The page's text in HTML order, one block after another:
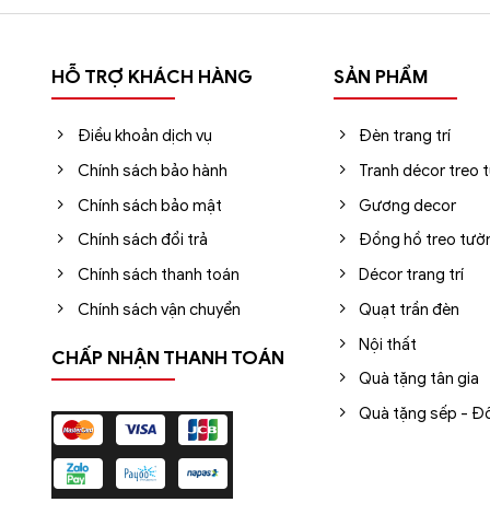
HỖ TRỢ KHÁCH HÀNG
Điều khoản dịch vụ
Chính sách bảo hành
Chính sách bảo mật
Chính sách đổi trả
Chính sách thanh toán
Chính sách vận chuyển
CHẤP NHẬN THANH TOÁN
SẢN PHẨM
Đèn trang trí
Tranh décor treo
Gương decor
Đồng hồ treo
Décor trang trí
Quạt trần đèn
Nội thất
Quà tặng tân gia
Quà tặng sếp -